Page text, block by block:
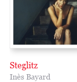
Steglitz
Inès Bayard